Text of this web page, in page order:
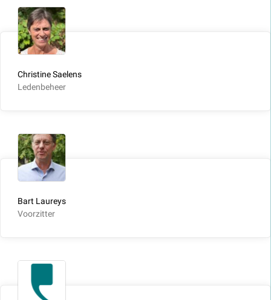
Christine Saelens
Ledenbeheer
Bart Laureys
Voorzitter